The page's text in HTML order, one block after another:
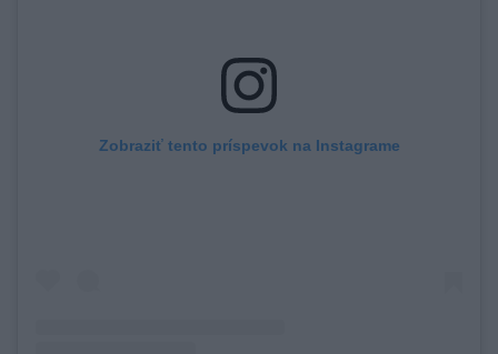
Zobraziť tento príspevok na Instagrame